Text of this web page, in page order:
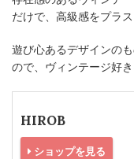
だけで、高級感をプラス
遊び心あるデザインの
ので、ヴィンテージ好き
HIROB
ショップを見る